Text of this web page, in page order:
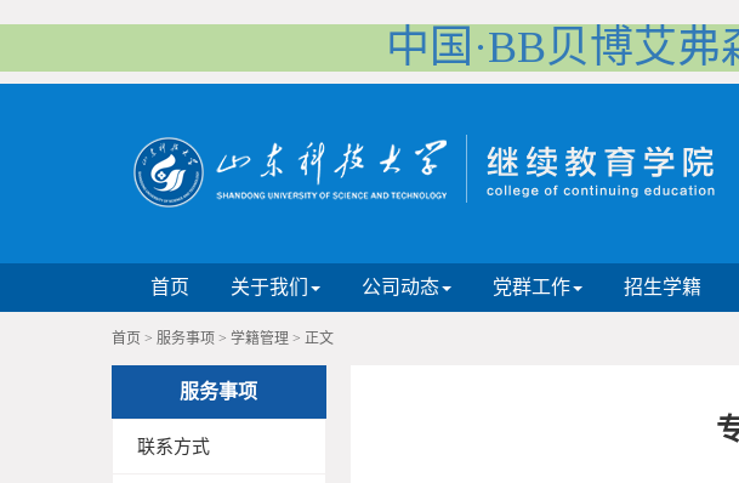
中国·BB贝博艾
首页 关于我们 公司动态 党群工作 招生学籍
首页 > 服务事项 > 学籍管理 > 正文
服务事项
联系方式